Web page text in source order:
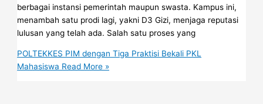
berbagai instansi pemerintah maupun swasta. Kampus ini,
menambah satu prodi lagi, yakni D3 Gizi, menjaga reputasi
lulusan yang telah ada. Salah satu proses yang
POLTEKKES PIM dengan Tiga Praktisi Bekali PKL
Mahasiswa Read More »